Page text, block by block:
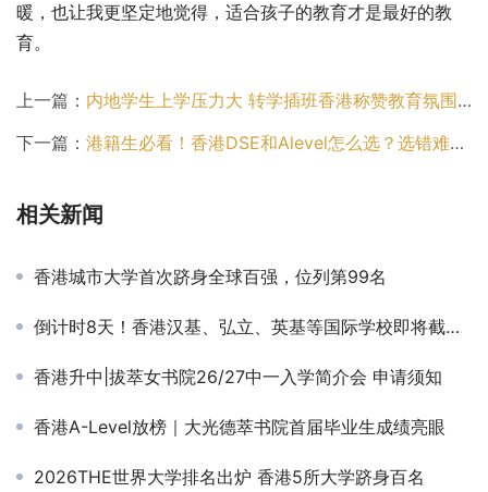
暖，也让我更坚定地觉得，适合孩子的教育才是最好的教
育。
上一篇： 内地学生上学压力大 转学插班香港称赞教育氛围更宽松
下一篇： 港籍生必看！香港DSE和Alevel怎么选？选错难上港八大
相关新闻
香港城市大学首次跻身全球百强，位列第99名
倒计时8天！香港汉基、弘立、英基等国际学校即将截止申请！错过再等一年！
香港升中|拔萃女书院26/27中一入学简介会 申请须知
香港A-Level放榜｜大光德萃书院首届毕业生成绩亮眼
2026THE世界大学排名出炉 香港5所大学跻身百名